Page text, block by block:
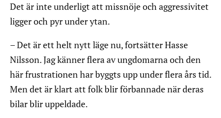
Det är inte underligt att missnöje och aggressivitet
ligger och pyr under ytan.
– Det är ett helt nytt läge nu, fortsätter Hasse
Nilsson. Jag känner flera av ungdomarna och den
här frustrationen har byggts upp under flera års tid.
Men det är klart att folk blir förbannade när deras
bilar blir uppeldade.